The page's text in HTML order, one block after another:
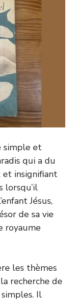
simple et
qui a du
et insignifiant
lorsqu’il
Jésus,
de sa vie
royaume
les thèmes
recherche de
Il